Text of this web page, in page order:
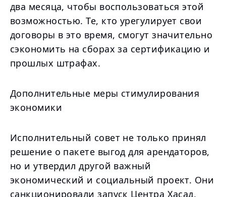
два месяца, чтобы воспользоваться этой
возможностью. Те, кто урегулирует свои
договоры в это время, смогут значительно
сэкономить на сборах за сертификацию и
прошлых штрафах.
Дополнительные меры стимулирования
экономики
Исполнительный совет не только принял
решение о пакете выгод для арендаторов,
но и утвердил другой важный
экономический и социальный проект. Они
санкционировали запуск Центра Хасад,